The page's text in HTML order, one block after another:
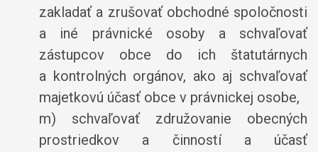
zakladať a zrušovať obchodné spoločnosti
a iné právnické osoby a schvaľovať
zástupcov obce do ich štatutárnych
a kontrolných orgánov, ako aj schvaľovať
majetkovú účasť obce v právnickej osobe,
m) schvaľovať združovanie obecných
prostriedkov a činností a účasť